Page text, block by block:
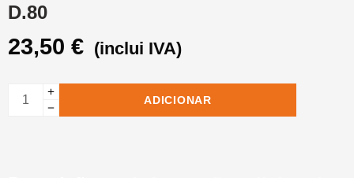
D.80
23,50 € (inclui IVA)
ADICIONAR